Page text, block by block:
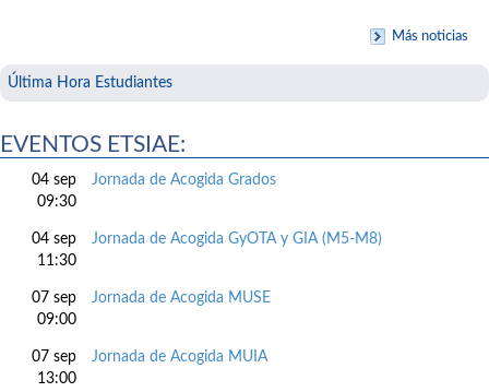
Más noticias
Última Hora Estudiantes
EVENTOS ETSIAE:
04 sep
09:30
Jornada de Acogida Grados
04 sep
11:30
Jornada de Acogida GyOTA y GIA (M5-M8)
07 sep
09:00
Jornada de Acogida MUSE
07 sep
13:00
Jornada de Acogida MUIA